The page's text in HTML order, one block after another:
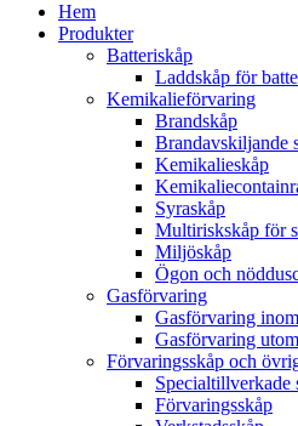
Hem
Produkter
Batteriskåp
Laddskåp för
Kemikalieförvaring
Brandskåp
Brandavskiljande
Kemikalieskåp
Syraskåp
Multiriskskåp för
Miljöskåp
Ögon och
Gasförvaring
Gasförvaring
Gasförvaring
Förvaringsskåp och
Specialtillverkade
Förvaringsskåp